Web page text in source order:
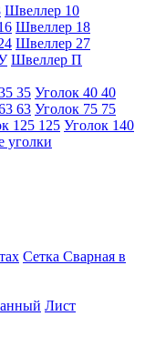
Швеллер 10
Швеллер 18
Швеллер 27
Швеллер П
35 Уголок 40 40
63 Уголок 75 75
125 125 Уголок 140
уголки
Сетка Сварная в
Лист